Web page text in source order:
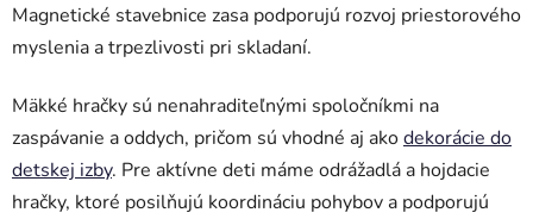
Magnetické stavebnice zasa podporujú rozvoj priestorového
myslenia a trpezlivosti pri skladaní.
Mäkké hračky sú nenahraditeľnými spoločníkmi na
zaspávanie a oddych, pričom sú vhodné aj akodekorácie do
detskej izby. Pre aktívne deti máme odrážadlá a hojdacie
hračky, ktoré posilňujú koordináciu pohybov a podporujú